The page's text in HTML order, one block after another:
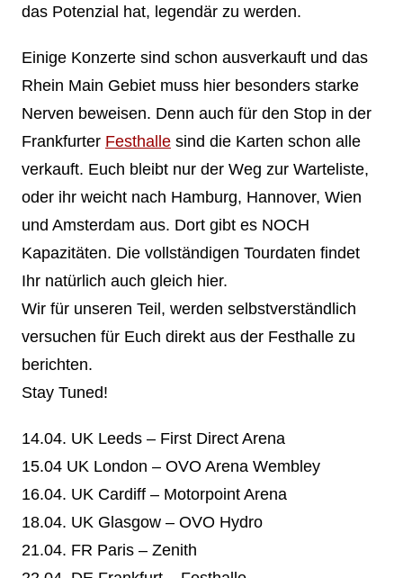
das Potenzial hat, legendär zu werden.
Einige Konzerte sind schon ausverkauft und das
Rhein Main Gebiet muss hier besonders starke
Nerven beweisen. Denn auch für den Stop in der
Frankfurter Festhallesind die Karten schon alle
verkauft. Euch bleibt nur der Weg zur Warteliste,
oder ihr weicht nach Hamburg, Hannover, Wien
und Amsterdam aus. Dort gibt es NOCH
Kapazitäten. Die vollständigen Tourdaten findet
Ihr natürlich auch gleich hier.
Wir für unseren Teil, werden selbstverständlich
versuchen für Euch direkt aus der Festhalle zu
berichten.
Stay Tuned!
14.04. UK Leeds – First Direct Arena
15.04 UK London – OVO Arena Wembley
16.04. UK Cardiff – Motorpoint Arena
18.04. UK Glasgow – OVO Hydro
21.04. FR Paris – Zenith